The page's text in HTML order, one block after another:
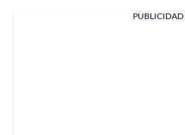
PUBLICIDAD